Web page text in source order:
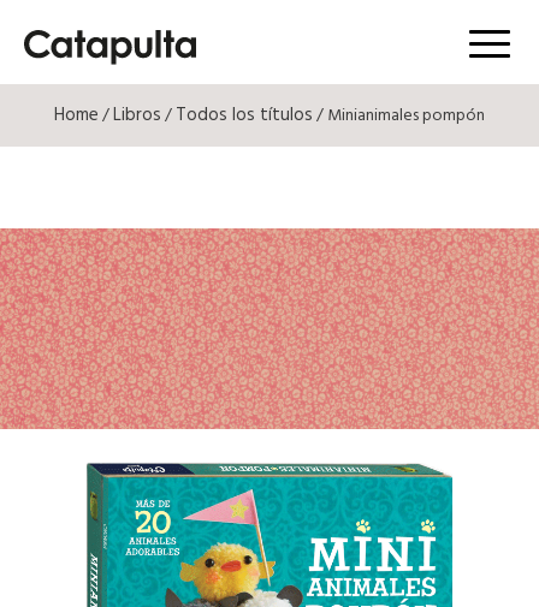
Menú
Home/Libros/Todos los títulos/ Minianimales pompón